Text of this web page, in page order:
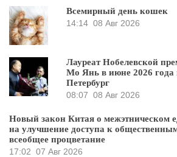
Всемирный день кошек
14:14 08 Авг 2026
Лауреат Нобелевской
Мо Янь в июне 2026 года
Петербург
08:07 08 Авг 2026
Новый закон Китая о межэтническом
на улучшение доступа к
всеобщее процветание
17:02 07 Авг 2026